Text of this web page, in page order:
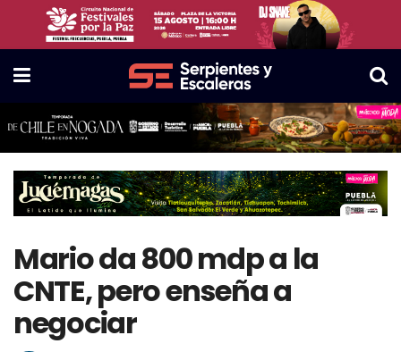
Mario da 800 mdp a la
CNTE, pero enseña a
negociar